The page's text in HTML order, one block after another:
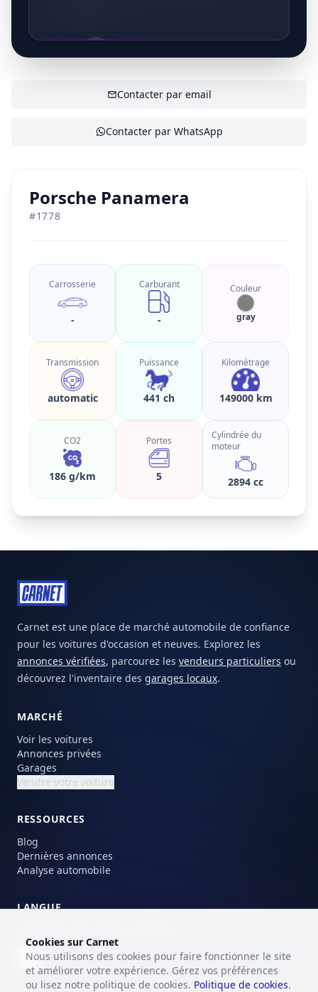
Contacter par email
Contacter par WhatsApp
Porsche Panamera
#1778
Carrosserie
-
Carburant
-
Couleur
gray
Transmission
automatic
Puissance
441 ch
Kilométrage
149000 km
CO2
186 g/km
Portes
5
Cylindrée du
moteur
2894 cc
Carnet est une place de marché automobile de confiance
pour les voitures d'occasion et neuves. Explorez les
annonces vérifiées, parcourez les vendeurs particuliers ou
découvrez l'inventaire des garages locaux.
MARCHÉ
Voir les voitures
Annonces privées
Garages
Vendre votre voiture
RESSOURCES
Blog
Dernières annonces
Analyse automobile
LANGUE
FR
Cookies sur Carnet
Nous utilisons des cookies pour faire fonctionner le site
et améliorer votre expérience. Gérez vos préférences
ou lisez notre politique de cookies. Politique de cookies.